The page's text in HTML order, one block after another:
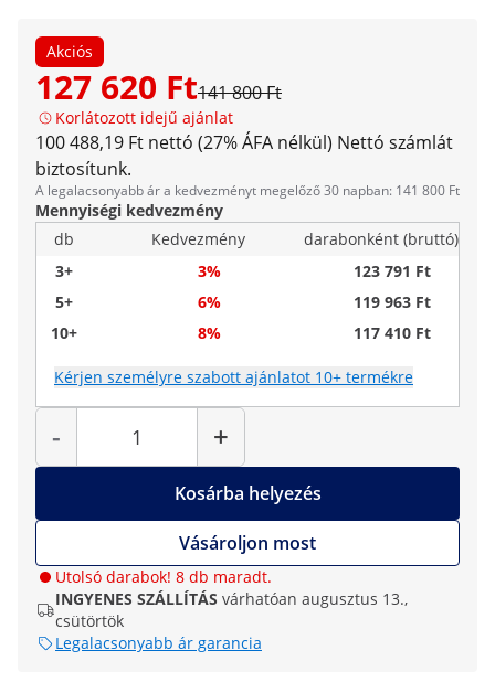
Akciós
127 620 Ft141 800 Ft
Korlátozott idejű ajánlat
100 488,19 Ft nettó (27% ÁFA nélkül) Nettó számlát
biztosítunk.
A legalacsonyabb ár a kedvezményt megelőző 30 napban: 141 800 Ft
Mennyiségi kedvezmény
db
Kedvezmény
darabonként (bruttó)
3+
3%
123 791 Ft
5+
6%
119 963 Ft
10+
8% 117 410 Ft
Kérjen személyre szabott ajánlatot 10+ termékre
-
Mennyiség
+
Kosárba helyezés
Vásároljon most
Utolsó darabok! 8 db maradt.
INGYENES SZÁLLÍTÁS várhatóan augusztus 13.,
csütörtök
Legalacsonyabb ár garancia